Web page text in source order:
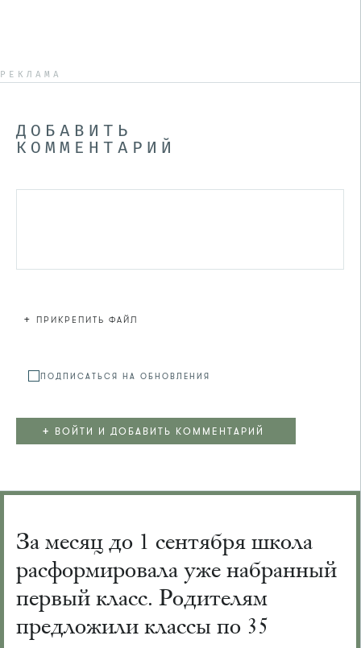
РЕКЛАМА
ДОБАВИТЬ
КОММЕНТАРИЙ
+ ПРИКРЕПИТЬ ФАЙЛ
ПОДПИСАТЬСЯ НА ОБНОВЛЕНИЯ
+ ВОЙТИ И ДОБАВИТЬ КОММЕНТАРИЙ
За месяц до 1 сентября школа
расформировала уже набранный
первый класс. Родителям
предложили классы по 35